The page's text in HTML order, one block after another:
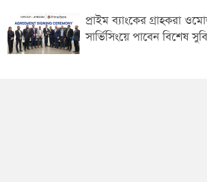
প্রাইম ব্যাংকের গ্রাহকরা
সার্ভিসিংয়ে পাবেন বিশেষ